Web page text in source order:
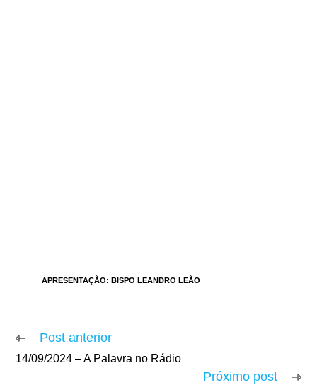
:APRESENTAÇÃO: BISPO LEANDRO LEÃO
Post anterior
14/09/2024 – A Palavra no Rádio
Próximo post